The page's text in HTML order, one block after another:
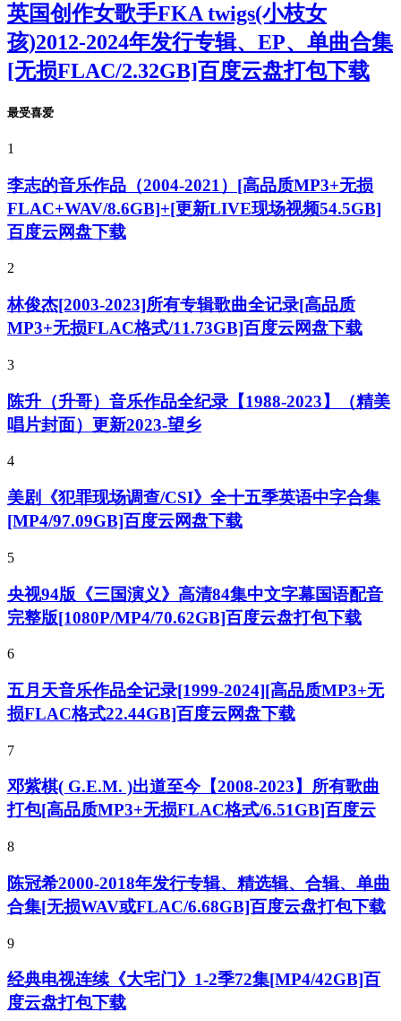
英国创作女歌手FKA twigs(小枝女
孩)2012-2024年发行专辑、EP、单曲合集
[无损FLAC/2.32GB]百度云盘打包下载
最受喜爱
1
李志的音乐作品（2004-2021）[高品质MP3+无损
FLAC+WAV/8.6GB]+[更新LIVE现场视频54.5GB]
百度云网盘下载
2
林俊杰[2003-2023]所有专辑歌曲全记录[高品质
MP3+无损FLAC格式/11.73GB]百度云网盘下载
3
陈升（升哥）音乐作品全纪录【1988-2023】（精美
唱片封面）更新2023-望乡
4
美剧《犯罪现场调查/CSI》全十五季英语中字合集
[MP4/97.09GB]百度云网盘下载
5
央视94版《三国演义》高清84集中文字幕国语配音
完整版[1080P/MP4/70.62GB]百度云盘打包下载
6
五月天音乐作品全记录[1999-2024][高品质MP3+无
损FLAC格式22.44GB]百度云网盘下载
7
邓紫棋( G.E.M. )出道至今【2008-2023】所有歌曲
打包[高品质MP3+无损FLAC格式/6.51GB]百度云
8
陈冠希2000-2018年发行专辑、精选辑、合辑、单曲
合集[无损WAV或FLAC/6.68GB]百度云盘打包下载
9
经典电视连续《大宅门》1-2季72集[MP4/42GB]百
度云盘打包下载